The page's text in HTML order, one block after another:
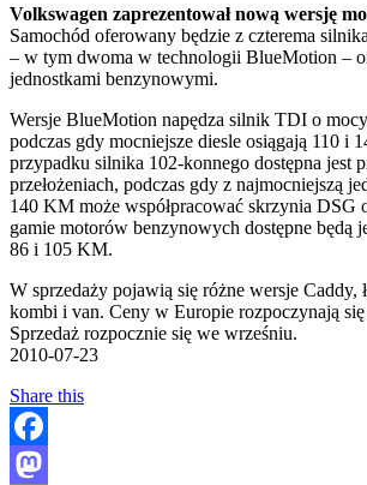
Volkswagen zaprezentował nową wersję
Samochód oferowany będzie z czterema
– w tym dwoma w technologii BlueMotion –
jednostkami benzynowymi.
Wersje BlueMotion napędza silnik TDI o
podczas gdy mocniejsze diesle osiągają 110 i
przypadku silnika 102-konnego dostępna jest
przełożeniach, podczas gdy z najmocniejszą
140 KM może współpracować skrzynia DSG
gamie motorów benzynowych dostępne będą
86 i 105 KM.
W sprzedaży pojawią się różne wersje Caddy,
kombi i van. Ceny w Europie rozpoczynają
Sprzedaż rozpocznie się we wrześniu.
2010-07-23
Share this
Facebook